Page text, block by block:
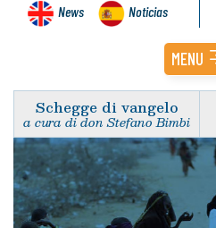
News Noticias
MENU
Schegge di vangelo
a cura di don Stefano Bimbi